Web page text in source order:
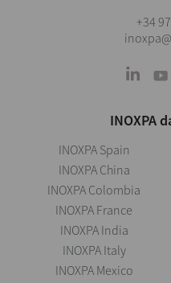
+34
INOXPA
INOXPA Spain
INOXPA China
INOXPA Colombia
INOXPA France
INOXPA India
INOXPA Italy
INOXPA Mexico